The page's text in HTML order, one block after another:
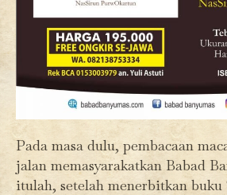
Pada masa dulu, pembacaan
jalan memasyarakatkan Babad
itulah, setelah menerbitkan buku